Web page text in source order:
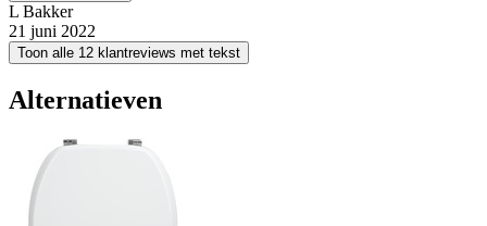
L Bakker
21 juni 2022
Toon alle 12 klantreviews met tekst
Alternatieven